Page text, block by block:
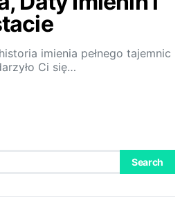
imienia pełnego tajemnic
Ci się…
Search